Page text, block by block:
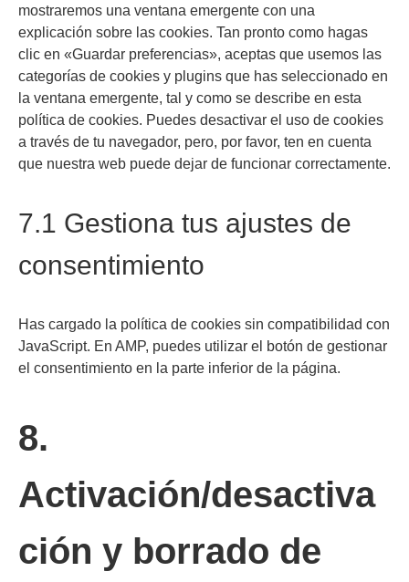
mostraremos una ventana emergente con una
explicación sobre las cookies. Tan pronto como hagas
clic en «Guardar preferencias», aceptas que usemos las
categorías de cookies y plugins que has seleccionado en
la ventana emergente, tal y como se describe en esta
política de cookies. Puedes desactivar el uso de cookies
a través de tu navegador, pero, por favor, ten en cuenta
que nuestra web puede dejar de funcionar correctamente.
7.1 Gestiona tus ajustes de
consentimiento
Has cargado la política de cookies sin compatibilidad con
JavaScript. En AMP, puedes utilizar el botón de gestionar
el consentimiento en la parte inferior de la página.
8.
Activación/desactiva
ción y borrado de